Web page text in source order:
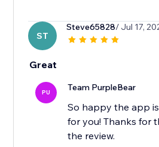
ST
Steve65828/ Jul 17,
Great
PU Team PurpleBear
So happy the app
for you! Thanks for
the review.